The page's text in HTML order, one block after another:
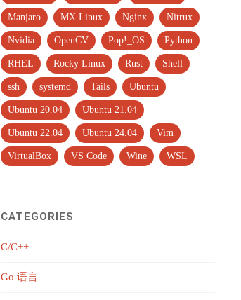
Manjaro MX Linux Nginx Nitrux
Nvidia OpenCV Pop!_OS Python
RHEL Rocky Linux Rust Shell
ssh systemd Tails Ubuntu
Ubuntu 20.04 Ubuntu 21.04
Ubuntu 22.04 Ubuntu 24.04 Vim
VirtualBox VS Code Wine WSL
CATEGORIES
C/C++
Go 语言